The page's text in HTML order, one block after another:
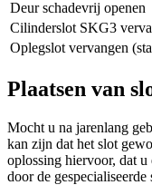
Deur schadevrij openen
Cilinderslot SKG3
Oplegslot vervangen
Plaatsen van
Mocht u na jarenlang
kan zijn dat het slot
oplossing hiervoor, dat
door de gespecialiseerde